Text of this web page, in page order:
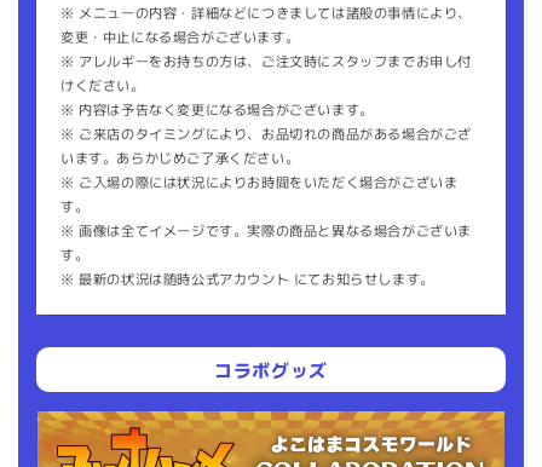
※ メニューの内容・詳細などにつきましては諸般の事情により、
変更・中止になる場合がございます。
※ アレルギーをお持ちの方は、ご注文時にスタッフまでお申し付
けください。
※ 内容は予告なく変更になる場合がございます。
※ ご来店のタイミングにより、お品切れの商品がある場合がござ
います。あらかじめご了承ください。
※ ご入場の際には状況によりお時間をいただく場合がございま
す。
※ 画像は全てイメージです。実際の商品と異なる場合がございま
す。
※ 最新の状況は随時公式アカウント にてお知らせします。
コラボグッズ